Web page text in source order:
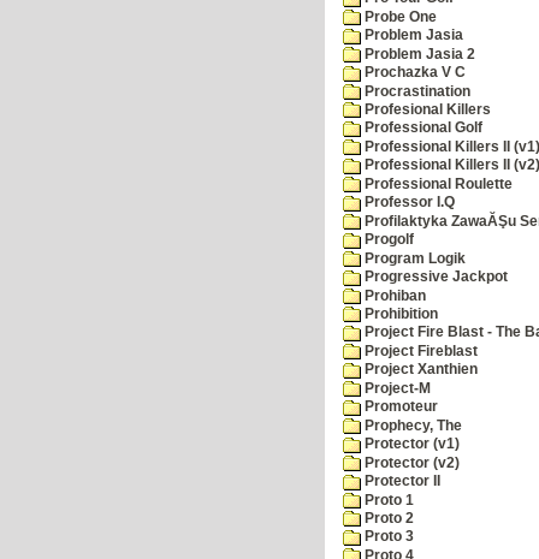
Probe One
Problem Jasia
Problem Jasia 2
Prochazka V C
Procrastination
Profesional Killers
Professional Golf
Professional Killers II (v1)
Professional Killers II (v2)
Professional Roulette
Professor I.Q
Profilaktyka ZawaĂŞu
Progolf
Program Logik
Progressive Jackpot
Prohiban
Prohibition
Project Fire Blast - The
Project Fireblast
Project Xanthien
Project-M
Promoteur
Prophecy, The
Protector (v1)
Protector (v2)
Protector II
Proto 1
Proto 2
Proto 3
Proto 4